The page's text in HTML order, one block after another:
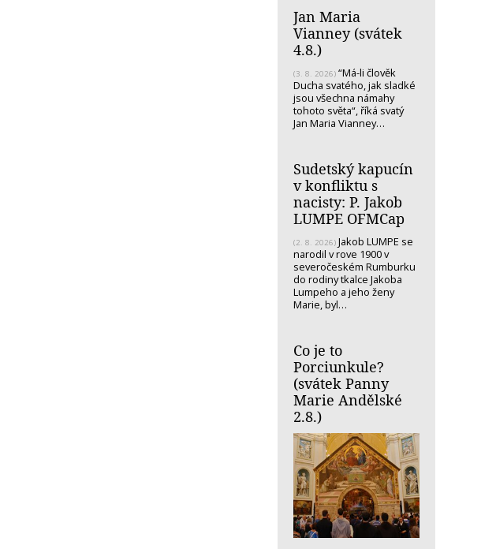
Jan Maria
Vianney (svátek
4.8.)
(3. 8. 2026) “Má-li člověk
Ducha svatého, jak sladké
jsou všechna námahy
tohoto světa“, říká svatý
Jan Maria Vianney…
Sudetský kapucín
v konfliktu s
nacisty: P. Jakob
LUMPE OFMCap
(2. 8. 2026) Jakob LUMPE se
narodil v rove 1900 v
severočeském Rumburku
do rodiny tkalce Jakoba
Lumpeho a jeho ženy
Marie, byl…
Co je to
Porciunkule?
(svátek Panny
Marie Andělské
2.8.)